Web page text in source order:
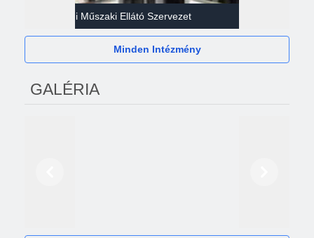
Gazdasági Műszaki Ellátó Szervezet
Minden Intézmény
GALÉRIA